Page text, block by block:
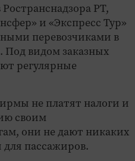
РТ,
и «Экспресс Тур»
перевозчиками в
Под видом заказных
регулярные
не платят налоги и
своим
они не дают никаких
для пассажиров.